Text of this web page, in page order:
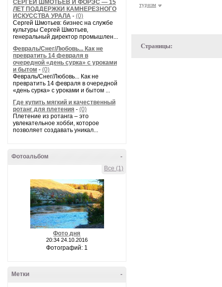
СЕРГЕЙ ШМОТЬЕВ И ФОРЭС — 15
ЛЕТ ПОДДЕРЖКИ КАМНЕРЕЗНОГО
ИСКУССТВА УРАЛА - (0)
Сергей Шмотьев: бизнес на службе
культуры Сергей Шмотьев,
генеральный директор промышлен...
Февраль/Снег/Любовь... Как не
превратить 14 февраля в
очередной «день сурка» с уроками
и бытом - (0)
Февраль/Снег/Любовь... Как не
превратить 14 февраля в очередной
«день сурка» с уроками и бытом ...
Где купить мягкий и качественный
ротанг для плетения - (0)
Плетение из ротанга – это
увлекательное хобби, которое
позволяет создавать уникал...
-
Фотоальбом
Все (1)
Фото дня
20:34 24.10.2016
Фотографий: 1
-
Метки
туризм
Страницы: